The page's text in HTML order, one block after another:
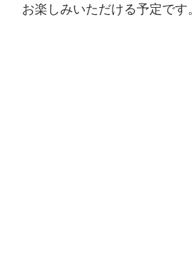
お楽しみいただける予定です。